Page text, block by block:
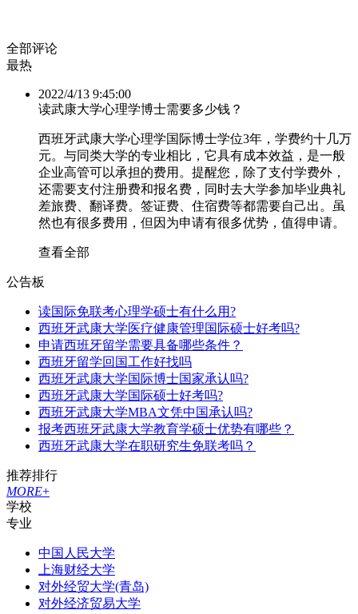
全部评论
最热
2022/4/13 9:45:00
读武康大学心理学博士需要多少钱？
西班牙武康大学心理学国际博士学位3年，学费约十几万
元。与同类大学的专业相比，它具有成本效益，是一般
企业高管可以承担的费用。提醒您，除了支付学费外，
还需要支付注册费和报名费，同时去大学参加毕业典礼
差旅费、翻译费。签证费、住宿费等都需要自己出。虽
然也有很多费用，但因为申请有很多优势，值得申请。
查看全部
公告板
读国际免联考心理学硕士有什么用?
西班牙武康大学医疗健康管理国际硕士好考吗?
申请西班牙留学需要具备哪些条件？
西班牙留学回国工作好找吗
西班牙武康大学国际博士国家承认吗?
西班牙武康大学国际硕士好考吗?
西班牙武康大学MBA文凭中国承认吗?
报考西班牙武康大学教育学硕士优势有哪些？
西班牙武康大学在职研究生免联考吗？
推荐排行
MORE+
学校
专业
中国人民大学
上海财经大学
对外经贸大学(青岛)
对外经济贸易大学